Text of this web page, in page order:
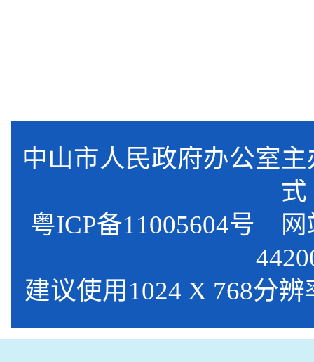
中山市人民政府办公
式
粤ICP备11005604号 网
建议使用1024 X 768分